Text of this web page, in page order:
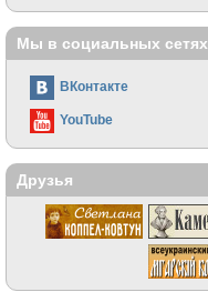
Мы в социальных сетях
ВКонтакте
YouTube
Друзья